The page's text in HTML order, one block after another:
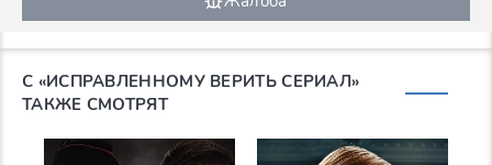
С «ИСПРАВЛЕННОМУ ВЕРИТЬ СЕРИАЛ»
ТАКЖЕ СМОТРЯТ